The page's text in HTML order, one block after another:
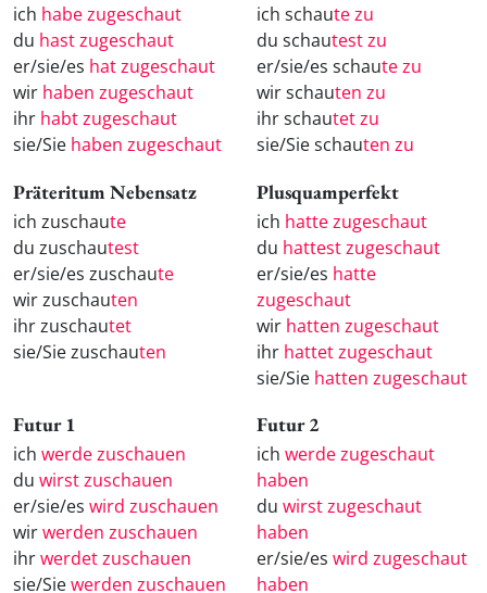
ich habe zugeschaut
du hast zugeschaut
er/sie/es hat zugeschaut
wir haben zugeschaut
ihr habt zugeschaut
sie/Sie haben zugeschaut
ich schaute zu
du schautest zu
er/sie/es schaute zu
wir schauten zu
ihr schautet zu
sie/Sie schauten zu
Präteritum Nebensatz
ich zuschaute
du zuschautest
er/sie/es zuschaute
wir zuschauten
ihr zuschautet
sie/Sie zuschauten
Plusquamperfekt
ich hatte zugeschaut
du hattest zugeschaut
er/sie/es hatte
zugeschaut
wir hatten zugeschaut
ihr hattet zugeschaut
sie/Sie hatten zugeschaut
Futur 1
ich werde zuschauen
du wirst zuschauen
er/sie/es wird zuschauen
wirwerden zuschauen
ihrwerdet zuschauen
sie/Siewerden zuschauen
Futur 2
ich werde zugeschaut
haben
du wirst zugeschaut
haben
er/sie/es wird zugeschaut
haben